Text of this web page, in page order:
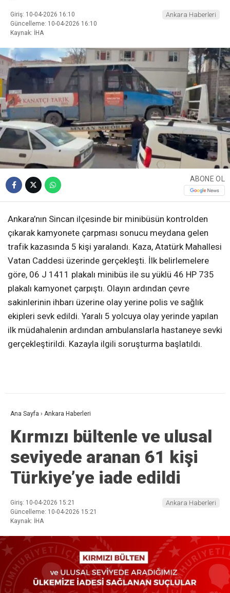
Giriş: 10-04-2026 16:10
Güncelleme: 10-04-2026 16:10
Kaynak: İHA
Ankara Haberleri
ABONE OL
Ankara’nın Sincan ilçesinde bir minibüsün kontrolden
çıkarak kamyonete çarpması sonucu meydana gelen
trafik kazasında 5 kişi yaralandı. Kaza, Atatürk Mahallesi
Vatan Caddesi üzerinde gerçekleşti. İlk belirlemelere
göre, 06 J 1411 plakalı minibüs ile su yüklü 46 HP 735
plakalı kamyonet çarpıştı. Olayın ardından çevre
sakinlerinin ihbarı üzerine olay yerine polis ve sağlık
ekipleri sevk edildi. Yaralı 5 yolcuya olay yerinde yapılan
ilk müdahalenin ardından ambulanslarla hastaneye sevki
gerçekleştirildi. Kazayla ilgili soruşturma başlatıldı.
Ana Sayfa › Ankara Haberleri
Kırmızı bültenle ve ulusal
seviyede aranan 61 kişi
Türkiye’ye iade edildi
Giriş: 10-04-2026 15:21
Güncelleme: 10-04-2026 15:21
Kaynak: İHA
Ankara Haberleri